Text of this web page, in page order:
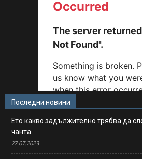
Последни новини
Ето какво задължително трябва да
чанта
27.07.2023